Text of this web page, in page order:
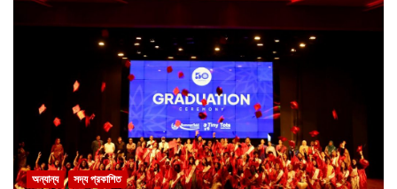
অন্যান্য সদ্য প্রকাশিত